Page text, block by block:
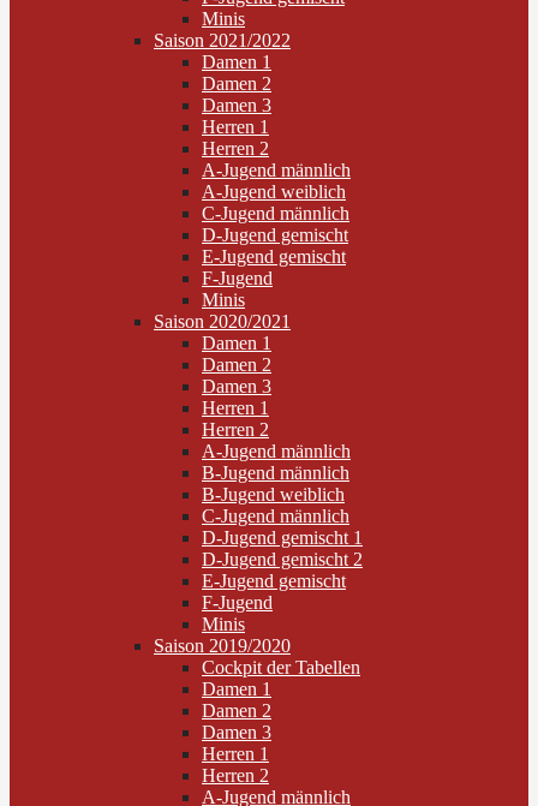
Minis
Saison 2021/2022
Damen 1
Damen 2
Damen 3
Herren 1
Herren 2
A-Jugend männlich
A-Jugend weiblich
C-Jugend männlich
D-Jugend gemischt
E-Jugend gemischt
F-Jugend
Minis
Saison 2020/2021
Damen 1
Damen 2
Damen 3
Herren 1
Herren 2
A-Jugend männlich
B-Jugend männlich
B-Jugend weiblich
C-Jugend männlich
D-Jugend gemischt 1
D-Jugend gemischt 2
E-Jugend gemischt
F-Jugend
Minis
Saison 2019/2020
Cockpit der Tabellen
Damen 1
Damen 2
Damen 3
Herren 1
Herren 2
A-Jugend männlich